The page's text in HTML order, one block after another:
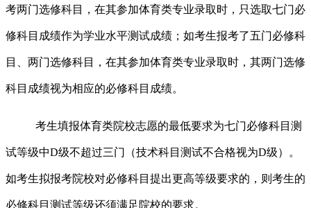
考两门选修科目，在其参加体育类专业录取时，只选取七门必
修科目成绩作为学业水平测试成绩；如考生报考了五门必修科
目、两门选修科目，在其参加体育类专业录取时，其两门选修
科目成绩视为相应的必修科目成绩。
考生填报体育类院校志愿的最低要求为七门必修科目测
试等级中D级不超过三门（技术科目测试不合格视为D级）。
如考生拟报考院校对必修科目提出更高等级要求的，则考生的
必修科目测试等级还须满足院校的要求。